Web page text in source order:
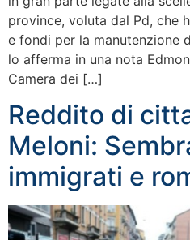
province, voluta dal Pd, che
e fondi per la manutenzione
lo afferma in una nota
Camera dei […]
Reddito di
Meloni:
immigrati e